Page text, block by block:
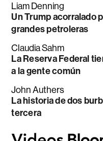
Liam Denning
Un Trump acorralado
grandes petroleras
Claudia Sahm
La Reserva Federal
a la gente común
John Authers
La historia de dos
tercera